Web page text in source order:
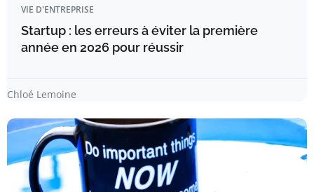
VIE D'ENTREPRISE
Startup : les erreurs à éviter la première
année en 2026 pour réussir
Chloé Lemoine